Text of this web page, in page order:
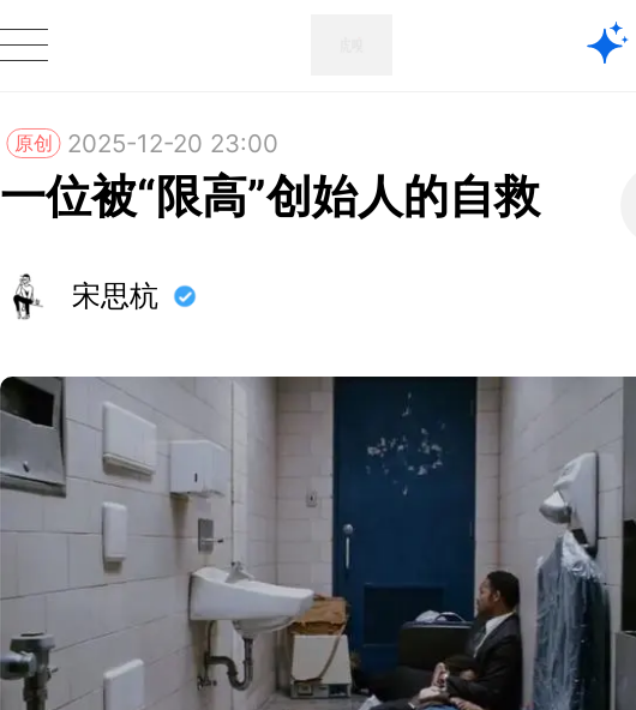
原创 2025-12-20 23:00
一位被“限高”创始人的自救
宋思杭